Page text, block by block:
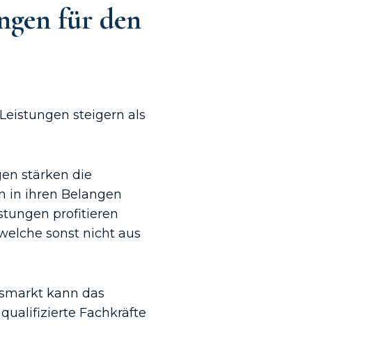
für den
steigern als
stärken die
in ihren Belangen
profitieren
sonst nicht aus
kann das
Fachkräfte